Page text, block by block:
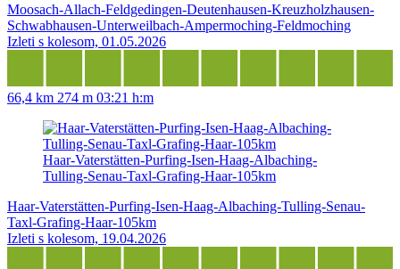
Moosach-Allach-Feldgedingen-Deutenhausen-Kreuzholzhausen-
Schwabhausen-Unterweilbach-Ampermoching-Feldmoching
Izleti s kolesom, 01.05.2026
66,4 km 274 m 03:21 h:m
Haar-Vaterstätten-Purfing-Isen-Haag-Albaching-
Tulling-Senau-Taxl-Grafing-Haar-105km
Haar-Vaterstätten-Purfing-Isen-Haag-Albaching-Tulling-Senau-
Taxl-Grafing-Haar-105km
Izleti s kolesom, 19.04.2026